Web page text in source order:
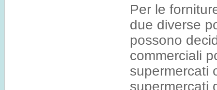
Per le
due diverse
possono
commerciali
supermercati
supermercati